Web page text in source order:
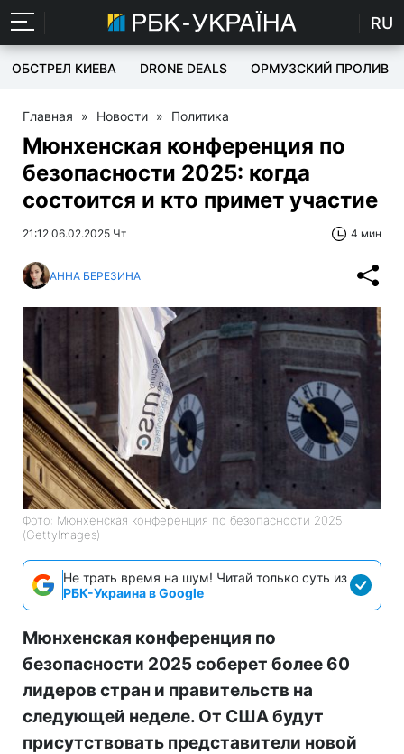
RU
ОБСТРЕЛ КИЕВА DRONE DEALS ОРМУЗСКИЙ ПРОЛИВ
Главная » Новости » Политика
Мюнхенская конференция по
безопасности 2025: когда
состоится и кто примет участие
21:12 06.02.2025 Чт 4 мин
АННА БЕРЕЗИНА
Фото: Мюнхенская конференция по безопасности 2025
(GettyImages)
Не трать время на шум! Читай только суть из
РБК-Украина в Google
Мюнхенская конференция по
безопасности 2025 соберет более 60
лидеров стран и правительств на
следующей неделе. От США будут
присутствовать представители новой